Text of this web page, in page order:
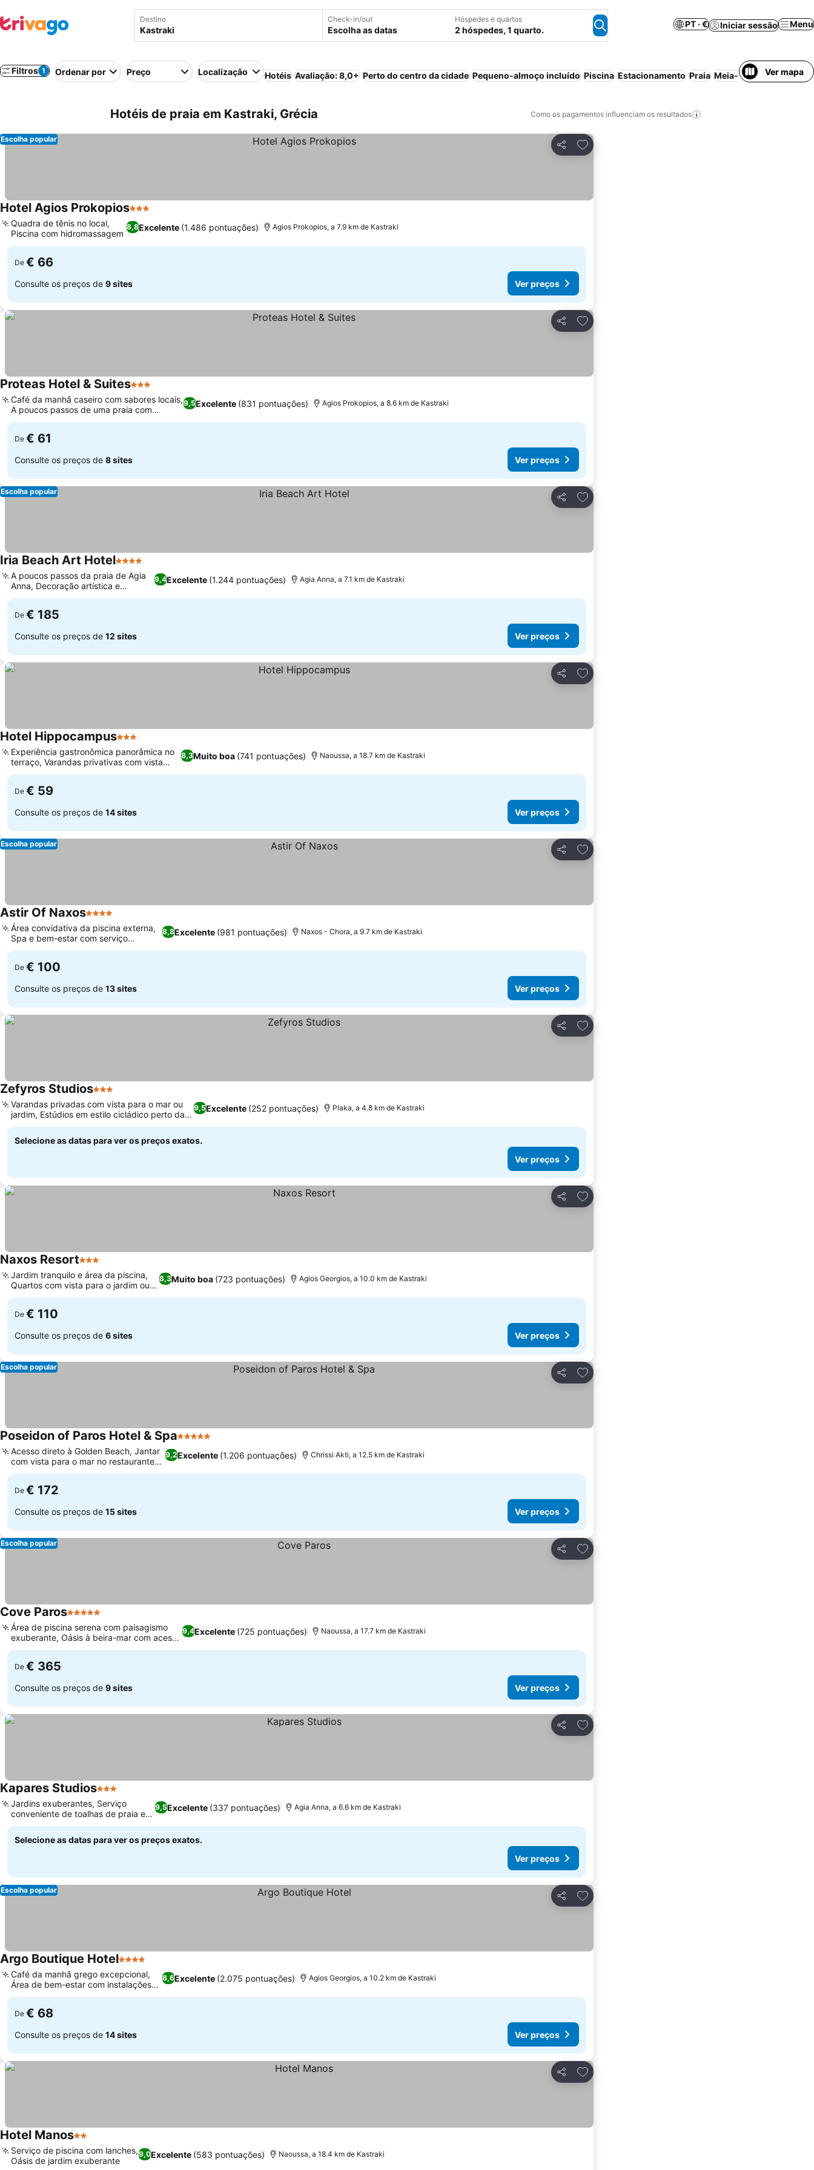
Destino Check-in/out
Escolha as datas
Hóspedes e quartos
2 hóspedes, 1 quarto.
PT · € Iniciar sessão Menu
Filtros 1 Ordenar por Preço Localização Hotéis Avaliação: 8,0+ Perto do centro da cidade Pequeno-almoço incluído Piscina Estacionamento Praia Meia-pensãoVer mapa
Hotéis de praia em Kastraki, Grécia Como os pagamentos influenciam os resultados
Partilhar
Adicionar aos favoritos
Escolha popular
Hotel Agios Prokopios3 Estrelas
8,8Excelente (1.486 pontuações)
Quadra de tênis no local,
Piscina com hidromassagem
Agios Prokopios, a 7.9 km de Kastraki
De € 66
Consulte os preços de 9 sites Ver preços
Partilhar
Adicionar aos favoritos
Proteas Hotel & Suites3 Estrelas
9,5Excelente (831 pontuações)
Café da manhã caseiro com sabores locais,
A poucos passos de uma praia com
bandeira azul
Agios Prokopios, a 8.6 km de Kastraki
De € 61
Consulte os preços de 8 sites Ver preços
Partilhar
Adicionar aos favoritos
Escolha popular
Iria Beach Art Hotel4 Estrelas
9,4Excelente (1.244 pontuações)
A poucos passos da praia de Agia
Anna, Decoração artística e
charmosa
Agia Anna, a 7.1 km de Kastraki
De € 185
Consulte os preços de 12 sites Ver preços
Partilhar
Adicionar aos favoritos
Hotel Hippocampus3 Estrelas
8,3Muito boa (741 pontuações)
Experiência gastronômica panorâmica no
terraço, Varandas privativas com vista
para o mar
Naoussa, a 18.7 km de Kastraki
De € 59
Consulte os preços de 14 sites Ver preços
Partilhar
Adicionar aos favoritos
Escolha popular
Astir Of Naxos4 Estrelas
8,8Excelente (981 pontuações)
Área convidativa da piscina externa,
Spa e bem-estar com serviço
completo
Naxos - Chora, a 9.7 km de Kastraki
De € 100
Consulte os preços de 13 sites Ver preços
Partilhar
Adicionar aos favoritos
Zefyros Studios3 Estrelas
9,5Excelente (252 pontuações)
Varandas privadas com vista para o mar ou
jardim, Estúdios em estilo cicládico perto da
Praia de Plaka
Plaka, a 4.8 km de Kastraki
Selecione as datas para ver os preços exatos.
Ver preços
Partilhar
Adicionar aos favoritos
Naxos Resort3 Estrelas
8,3Muito boa (723 pontuações)
Jardim tranquilo e área da piscina,
Quartos com vista para o jardim ou
mar
Agios Georgios, a 10.0 km de Kastraki
De € 110
Consulte os preços de 6 sites Ver preços
Partilhar
Adicionar aos favoritos
Escolha popular
Poseidon of Paros Hotel & Spa5 Estrelas
9,2Excelente (1.206 pontuações)
Acesso direto à Golden Beach, Jantar
com vista para o mar no restaurante
Triton
Chrissi Akti, a 12.5 km de Kastraki
De € 172
Consulte os preços de 15 sites Ver preços
Partilhar
Adicionar aos favoritos
Escolha popular
Cove Paros5 Estrelas
9,4Excelente (725 pontuações)
Área de piscina serena com paisagismo
exuberante, Oásis à beira-mar com acesso
privativo
Naoussa, a 17.7 km de Kastraki
De € 365
Consulte os preços de 9 sites Ver preços
Partilhar
Adicionar aos favoritos
Kapares Studios3 Estrelas
9,5Excelente (337 pontuações)
Jardins exuberantes, Serviço
conveniente de toalhas de praia e
piscina
Agia Anna, a 6.6 km de Kastraki
Selecione as datas para ver os preços exatos.
Ver preços
Partilhar
Adicionar aos favoritos
Escolha popular
Argo Boutique Hotel4 Estrelas
8,6Excelente (2.075 pontuações)
Café da manhã grego excepcional,
Área de bem-estar com instalações
de spa
Agios Georgios, a 10.2 km de Kastraki
De € 68
Consulte os preços de 14 sites Ver preços
Partilhar
Adicionar aos favoritos
Hotel Manos2 Estrelas
9,0Excelente (583 pontuações)
Serviço de piscina com lanches,
Oásis de jardim exuberante
Naoussa, a 18.4 km de Kastraki